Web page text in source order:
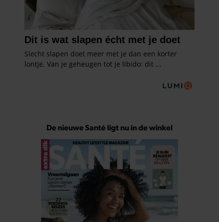
De nieuwe Santé ligt nu in de winkel